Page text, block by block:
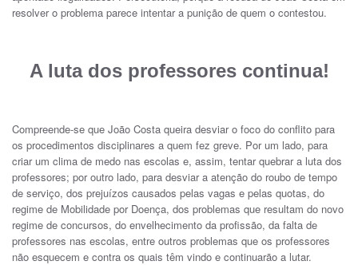
resolver o problema parece intentar a punição de quem o contestou.
A luta dos professores continua!
Compreende-se que João Costa queira desviar o foco do conflito para
os procedimentos disciplinares a quem fez greve. Por um lado, para
criar um clima de medo nas escolas e, assim, tentar quebrar a luta dos
professores; por outro lado, para desviar a atenção do roubo de tempo
de serviço, dos prejuízos causados pelas vagas e pelas quotas, do
regime de Mobilidade por Doença, dos problemas que resultam do novo
regime de concursos, do envelhecimento da profissão, da falta de
professores nas escolas, entre outros problemas que os professores
não esquecem e contra os quais têm vindo e continuarão a lutar.